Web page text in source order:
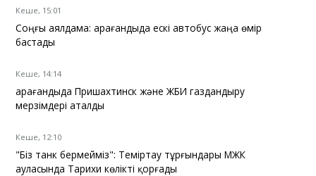
Кеше, 15:01
Соңғы аялдама: Қарағандыда ескі автобус жаңа өмір
бастады
Кеше, 14:14
Қарағандыда Пришахтинск және ЖБИ газдандыру
мерзімдері аталды
Кеше, 12:10
"Біз танк бермейміз": Теміртау тұрғындары МЖК
ауласында Тарихи көлікті қорғады